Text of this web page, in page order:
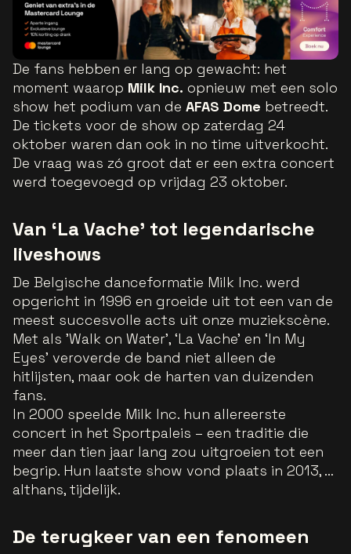
De fans hebben er lang op gewacht: het
moment waarop Milk Inc. opnieuw met een solo
show het podium van de AFAS Dome betreedt.
De tickets voor de show op zaterdag 24
oktober waren dan ook in no time uitverkocht.
De vraag was zó groot dat er een extra concert
werd toegevoegd op vrijdag 23 oktober.
Van ‘La Vache’ tot legendarische
liveshows
De Belgische danceformatie Milk Inc. werd
opgericht in 1996 en groeide uit tot een van de
meest succesvolle acts uit onze muziekscène.
Met als 'Walk on Water’, ‘La Vache’ en ‘In My
Eyes’ veroverde de band niet alleen de
hitlijsten, maar ook de harten van duizenden
fans.
In 2000 speelde Milk Inc. hun allereerste
concert in het Sportpaleis – een traditie die
meer dan tien jaar lang zou uitgroeien tot een
begrip. Hun laatste show vond plaats in 2013, …
althans, tijdelijk.
De terugkeer van een fenomeen